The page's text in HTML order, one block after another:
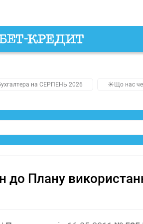
на СЕРПЕНЬ 2026 ☀️Що нас
до Плану